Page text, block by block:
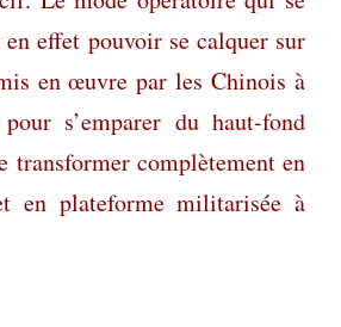
en effet pouvoir se calquer sur
en œuvre par les Chinois à
s’emparer du haut-fond
transformer complètement en
en plateforme militarisée à